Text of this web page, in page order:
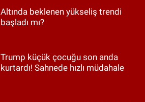
Altında beklenen yükseliş trendi
başladı mı?
Trump küçük çocuğu son anda
kurtardı! Sahnede hızlı müdahale